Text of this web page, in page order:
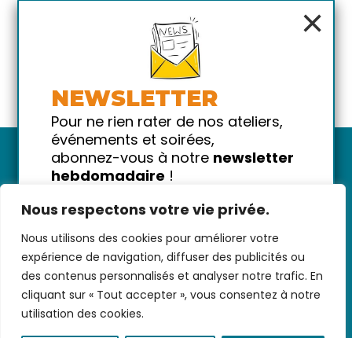
Nous respectons votre vie privée.
Nous utilisons des cookies pour améliorer votre
expérience de navigation, diffuser des publicités ou
des contenus personnalisés et analyser notre trafic. En
cliquant sur « Tout accepter », vous consentez à notre
utilisation des cookies.
Nous contacter- CGV/CGU-Données
personnelles-Infos pratiques- FAQ
×
NEWSLETTER
Pour ne rien rater de nos ateliers,
événements et soirées,
abonnez-vous à notre newsletter
hebdomadaire !
!
Votre email